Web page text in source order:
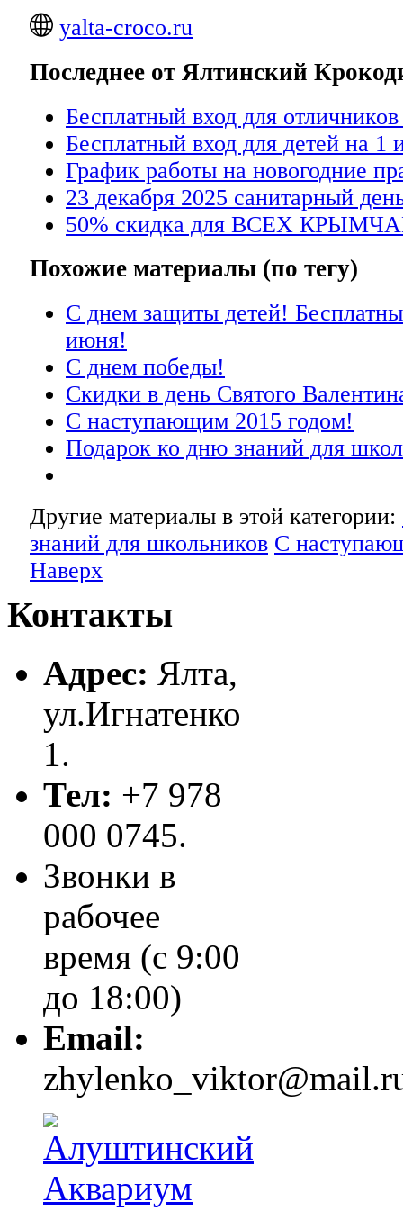
yalta-croco.ru
Последнее от Ялтинский
Бесплатный вход для
Бесплатный вход для детей на 1
График работы на новогодние
23 декабря 2025 санитарный
50% скидка для ВСЕХ
Похожие материалы (по тегу)
С днем защиты детей!
июня!
С днем победы!
Скидки в день Святого
С наступающим 2015 годом!
Подарок ко дню знаний для
Другие материалы в этой категории:
знаний для школьников С
Наверх
Контакты
Адрес: Ялта,
ул.Игнатенко
1.
Тел: +7 978
000 0745.
Звонки в
рабочее
время (с 9:00
до 18:00)
Email: